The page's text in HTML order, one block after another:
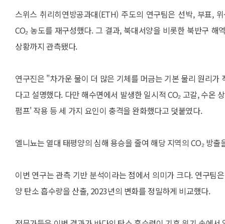
스위스 취리히연방공과대(ETH) 주도의 연구팀은 선박, 부표,
CO₂ 농도를 재구성했다. 그 결과, 북대서양을 비롯한 북반구
상황까지 관측됐다.
연구진은 "차가운 물이 더 많은 기체를 머금는 기본 물리 원리
다고 설명했다. 다만 해수면에서 발생한 일시적 CO₂ 고갈, 수온
펌프' 작용 등 세 가지 요인이 충격을 완화했다고 덧붙였다.
엘니뇨는 열대 태평양의 심해 용승을 줄여 해당 지역의 CO₂ 방
이번 연구는 관측 기반 분석이라는 점에서 의미가 크다. 연구팀
양 탄소 흡수량을 산출, 2023년의 변화를 정밀하게 비교했다.